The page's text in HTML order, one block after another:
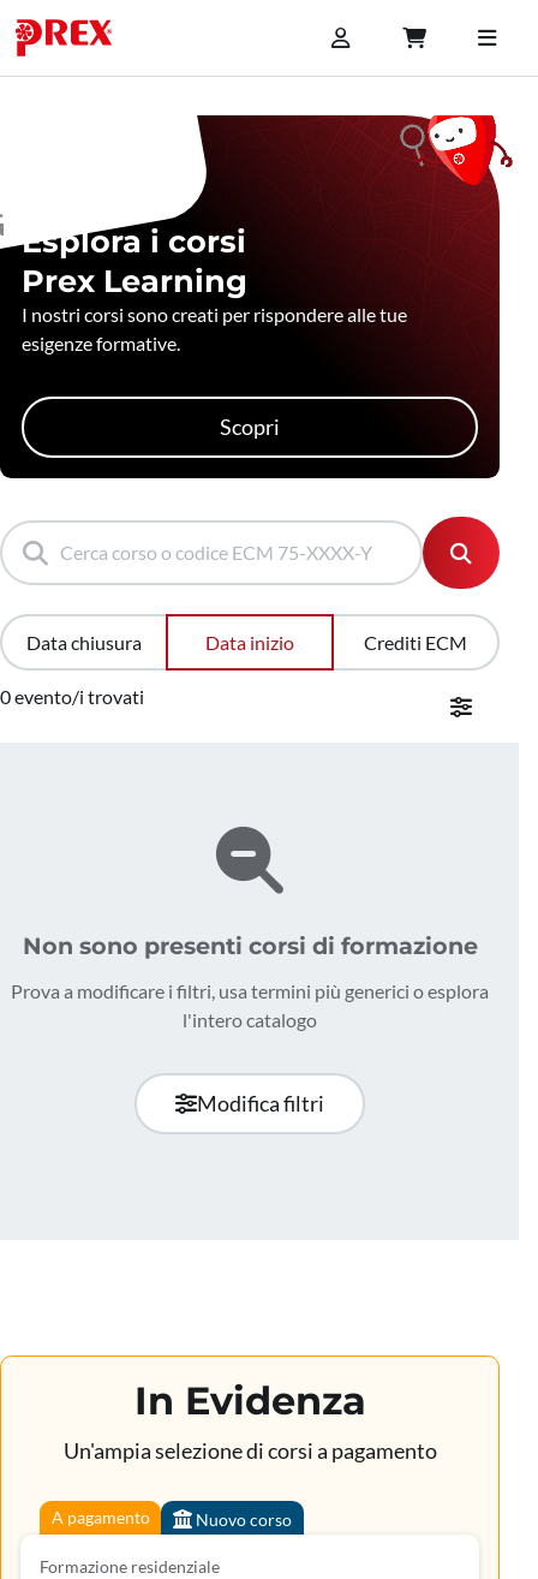
Esplora i corsi
Prex Learning
I nostri corsi sono creati per rispondere alle tue
esigenze formative.
Scopri
Data chiusura Data inizio Crediti ECM
0 evento/i trovati
Non sono presenti corsi di formazione
Prova a modificare i filtri, usa termini più generici o esplora
l'intero catalogo
Modifica filtri
In Evidenza
Un'ampia selezione di corsi a pagamento
A pagamento Nuovo corso
Formazione residenziale